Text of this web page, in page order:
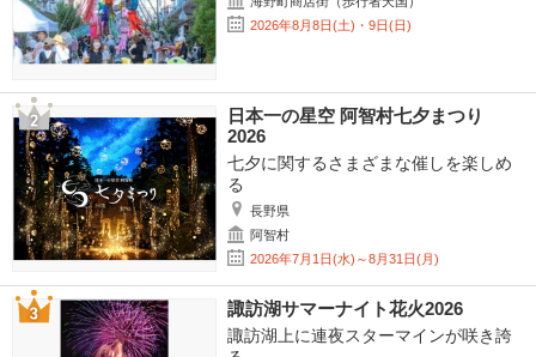
2026年8月8日(土)・9日(日)
日本一の星空 阿智村七夕まつり
2026
七夕に関するさまざまな催しを楽しめ
る
長野県
阿智村
2026年7月1日(水)～8月31日(月)
諏訪湖サマーナイト花火2026
諏訪湖上に連夜スターマインが咲き誇